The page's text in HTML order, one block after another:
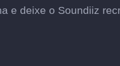
e deixe o Soundiiz